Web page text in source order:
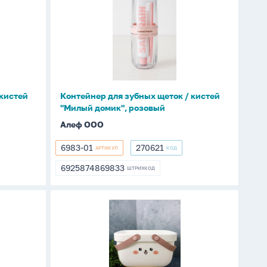
розовый
Контейнер для зубных щеток / кистей
"Милый домик", розовый
Алеф ООО
6983-
01
6983-01 АРТИКУЛ 270621
270621 КОД
6925874869833
6925874869833 ШТРИХКОД